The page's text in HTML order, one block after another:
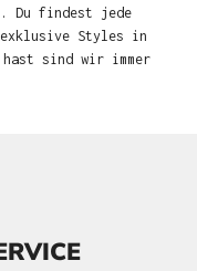
Du findest jede
Styles in
hast sind wir immer